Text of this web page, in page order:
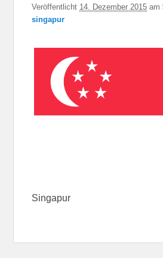
Veröffentlicht 14. Dezember 2015 am
singapur
Singapur